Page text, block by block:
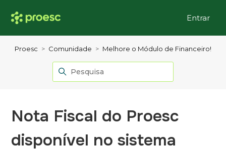
Entrar
Proesc Comunidade Melhore o Módulo de Financeiro!
Nota Fiscal do Proesc
disponível no sistema